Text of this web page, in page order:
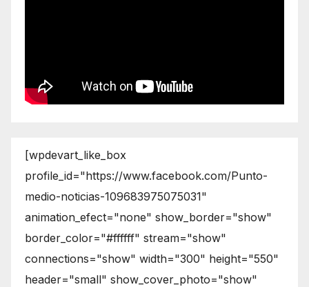
[wpdevart_like_box
profile_id="https://www.facebook.com/Punto-
medio-noticias-109683975075031"
animation_efect="none" show_border="show"
border_color="#ffffff" stream="show"
connections="show" width="300" height="550"
header="small" show_cover_photo="show"